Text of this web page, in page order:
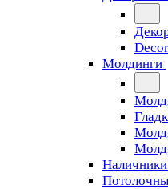
Молдинги